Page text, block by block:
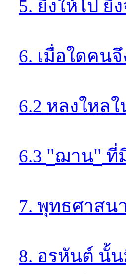
5. ยิ่งให้ไป ยิ่
6. เมื่อใดคน
6.2 หลงใหลใ
6.3 "ฌาน" ที่
7. พุทธศาสน
8. อรหันต์ นั้